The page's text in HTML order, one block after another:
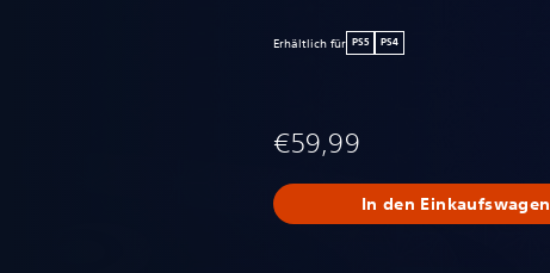
Erhältlich für PS5 PS4
€59,99
In den Einkaufswagen